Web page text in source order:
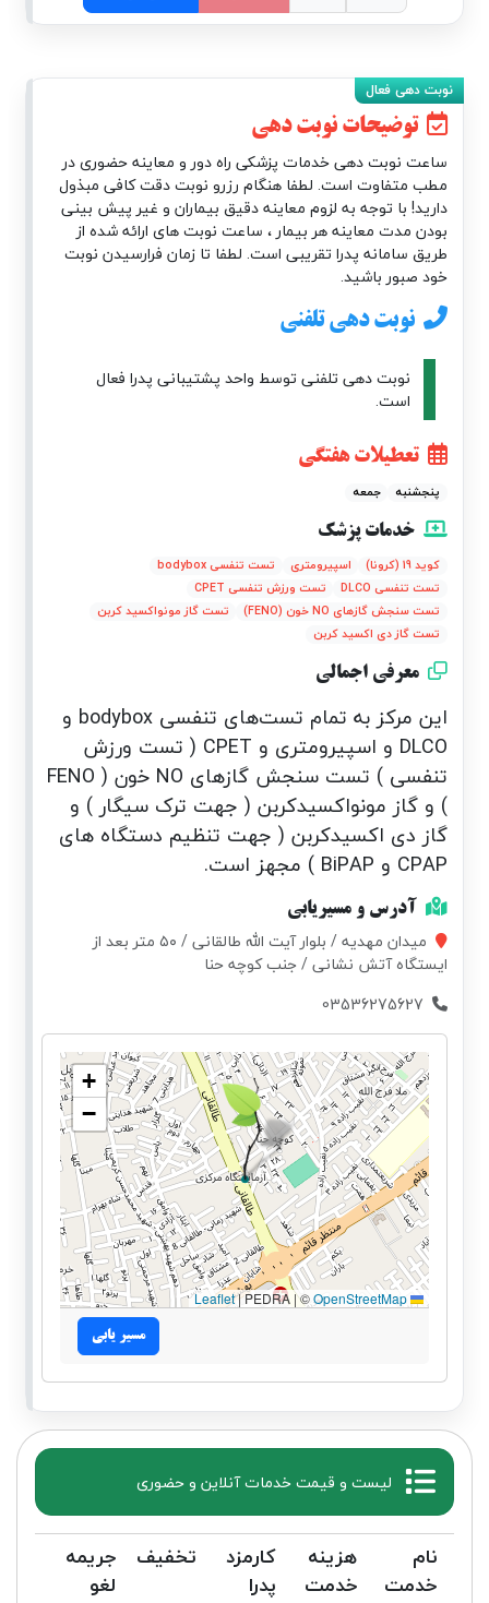
توضیحات نوبت دهی
ساعت نوبت دهی خدمات پزشکی راه دور و معاینه حضوری در
مطب متفاوت است. لطفا هنگام رزرو نوبت دقت کافی مبذول
دارید! با توجه به لزوم معاینه دقیق بیماران و غیر پیش بینی
بودن مدت معاینه هر بیمار ، ساعت نوبت های ارائه شده از
طریق سامانه پدرا تقریبی است. لطفا تا زمان فرارسیدن نوبت
خود صبور باشید.
نوبت دهی تلفنی
نوبت دهی تلفنی توسط واحد پشتیبانی پدرا فعال
است.
تعطیلات هفتگی
پنجشنبه جمعه
خدمات پزشک
کوید 19 (کرونا) اسپیرومتری
تست‌ تنفسی bodybox
تست تنفسی DLCO
تست ورزش تنفسی CPET
تست سنجش گازهای NO خون (FENO)
تست گاز مونواکسید کربن
تست گاز دی اکسید کربن
معرفی اجمالی
این مرکز به تمام تست‌های تنفسی bodybox و
DLCO و اسپیرومتری و CPET ( تست ورزش
تنفسی ) تست سنجش گازهای NO خون ( FENO
) و گاز مونواکسیدکربن ( جهت ترک سیگار ) و
گاز دی اکسیدکربن ( جهت تنظیم دستگاه های
CPAP و BiPAP ) مجهز است.
آدرس و مسیریابی
میدان مهدیه / بلوار آیت الله طالقانی / ۵۰ متر بعد از
ایستگاه آتش نشانی / جنب کوچه حنا
+
−
|PEDRA | ©OpenStreetMap
مسیر یابی
لیست و قیمت خدمات آنلاین و حضوری
نام
خدمت
هزینه
خدمت
کارمزد
پدرا
تخفیف
جریمه
لغو